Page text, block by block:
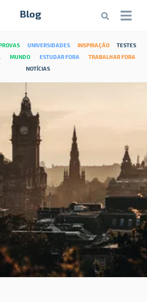
Blog
UNIVERSIDADES INSPIRAÇÃO
TESTES
MUNDO ESTUDAR FORA
TRABALHAR FORA
NOTÍCIAS